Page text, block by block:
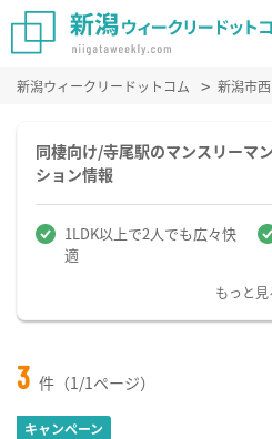
新潟ウィークリードットコム 新潟市
同棲向け/寺尾駅のマンスリーマ
ション情報
1LDK以上で2人でも広々快
適
もっと見
3 件（1/1ページ）
キャンペーン